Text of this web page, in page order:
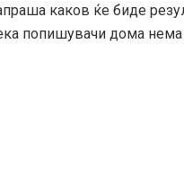
каков ќе биде
попишувачи дома